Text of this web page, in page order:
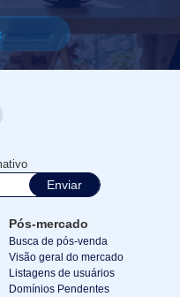
Enviar
Pós-mercado
Busca de pós-venda
Visão geral do mercado
Listagens de usuários
Domínios Pendentes